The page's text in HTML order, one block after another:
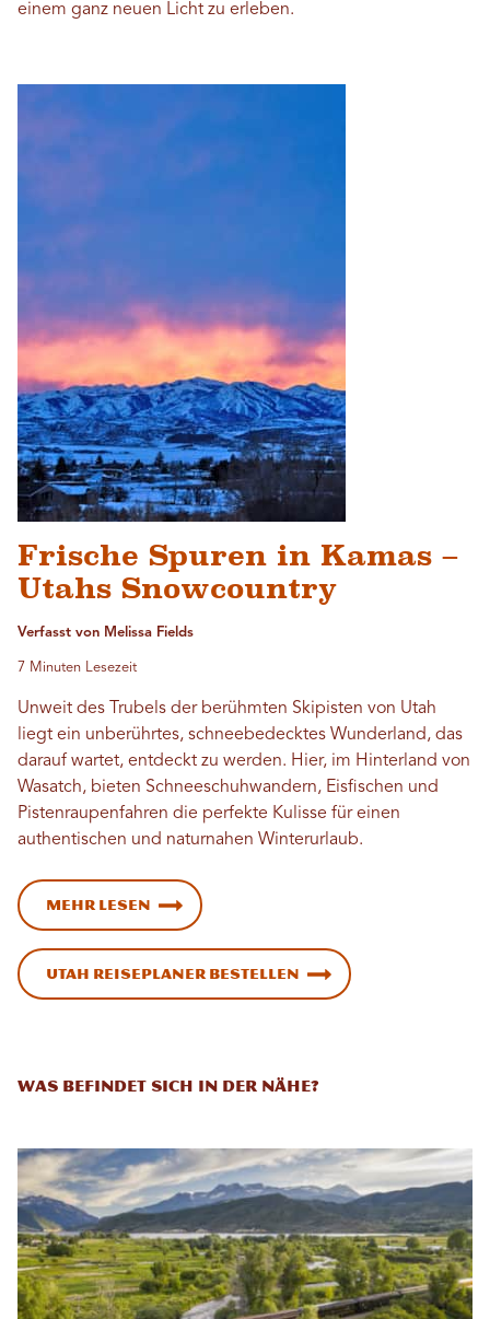
einem ganz neuen Licht zu erleben.
Frische Spuren in Kamas –
Utahs Snowcountry
Verfasst von Melissa Fields
7 Minuten Lesezeit
Unweit des Trubels der berühmten Skipisten von Utah
liegt ein unberührtes, schneebedecktes Wunderland, das
darauf wartet, entdeckt zu werden. Hier, im Hinterland von
Wasatch, bieten Schneeschuhwandern, Eisfischen und
Pistenraupenfahren die perfekte Kulisse für einen
authentischen und naturnahen Winterurlaub.
Mehr lesen
Utah Reiseplaner bestellen
Was befindet sich in der Nähe?